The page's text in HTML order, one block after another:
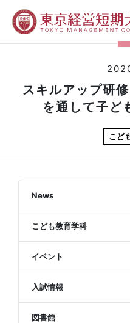
スキルアップ研
を通して子ど
こど
News
こども教育学科
イベント
入試情報
図書館